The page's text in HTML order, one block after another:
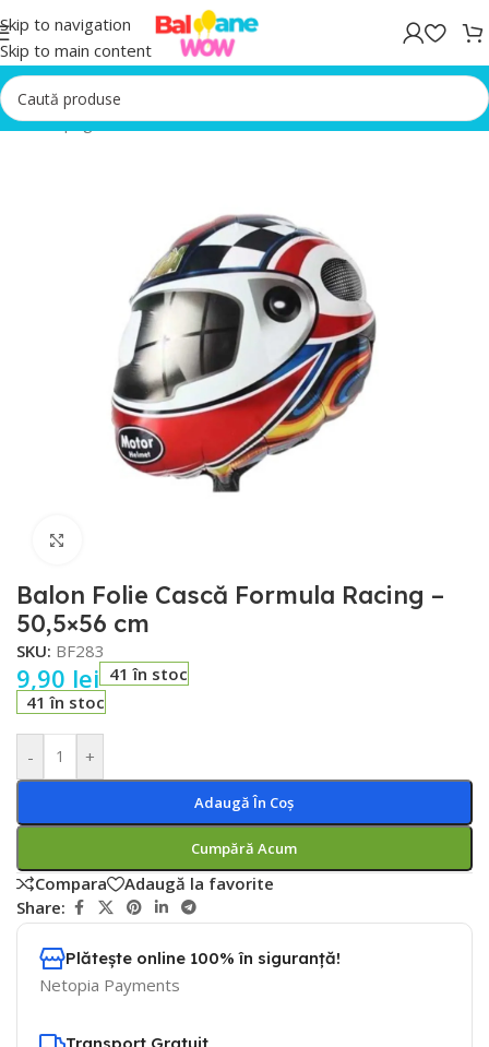
Skip to navigation
Skip to main content
Prima pagină/Baloane folie
Balon Folie Cască Formula Racing –
50,5×56 cm
SKU: BF283
9,90 lei 41 în stoc
41 în stoc
- +
Adaugă În Coș
Cumpără Acum
Compara
Adaugă la favorite
Share:
Plătește online 100% în siguranță!
Netopia Payments